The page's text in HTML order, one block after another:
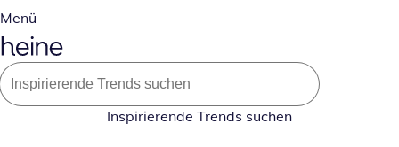
Menü
Inspirierende Trends suchen